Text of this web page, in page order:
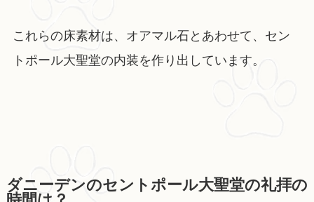
これらの床素材は、オアマル石とあわせて、セン
トポール大聖堂の内装を作り出しています。
ダニーデンのセントポール大聖堂の礼拝の